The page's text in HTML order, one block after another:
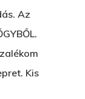
Az
Kis